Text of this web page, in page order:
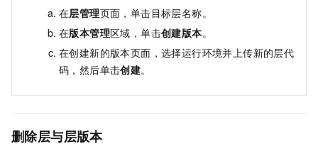
在层管理页面，单击目标层名称。
在版本管理区域，单击创建版本。
在创建新的版本页面，选择运行环境并上传新的层代
码，然后单击创建。
删除层与层版本